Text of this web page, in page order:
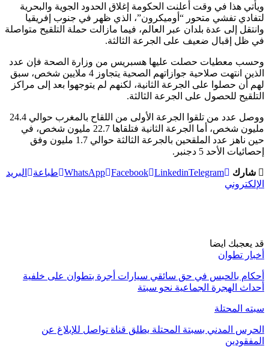
ويأتي هذا في وقت أعلنت الحكومة إغلاق الحدود الجوية والبحرية
لتفادي تفشي متحور “أوميكرون”، الذي ظهر في جنوب إفريقيا
وانتقل إلى عدة بلدان عبر العالم، فيما مازالت حملة التلقيح متواصلة
في ظل إقبال ضعيف على الجرعة الثالثة.
وحسب معطيات حصلت عليها هسبريس من وزارة الصحة فإن عدد
الذين انتهت صلاحية جوازاتهم الصحية يتجاوز 4 ملايين شخص، سبق
لهم أن حصلوا على الجرعة الثانية، لكنهم لم يتوجهوا بعد إلى مراكز
التلقيح للحصول على الجرعة الثالثة.
ووصل عدد من تلقوا الجرعة الأولى من اللقاح بالمغرب حوالي 24.4
مليون شخص، أما الجرعة الثانية فتلقاها 22.7 مليون شخص، في
حين ناهز عدد الملقحين بالجرعة الثالثة حوالي 1.7 مليون وفق
إحصائيات الأحد 5 دجنبر.
شارك WhatsApp Facebook LinkedinTelegram طباعة
البريد
الإلكتروني
قد يعجبك ايضا
أخبار تطوان
أحكام بالحبس في حق سائقي سيارات أجرة بتطوان على خلفية
أحداث الهجرة الجماعية نحو سبتة
سبته المحتلة
الحرس المدني بسبتة المحتلة يطلق قناة تواصل للإبلاغ عن
المفقودين